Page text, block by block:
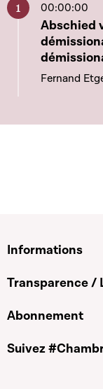
00:00:00
Aller à ce
Abschied
Fernand
Informations
Transparence /
Abonnement
Suivez